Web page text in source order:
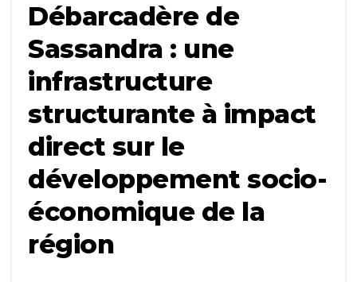
Débarcadère de
Sassandra : une
infrastructure
structurante à impact
direct sur le
développement socio-
économique de la
région